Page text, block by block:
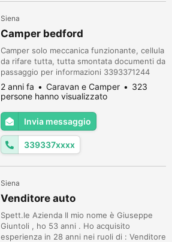
Siena
Camper bedford
Camper solo meccanica funzionante, cellula
da rifare tutta, tutta smontata documenti da
passaggio per informazioni 3393371244
2 anni fa Caravan e Camper
323
persone hanno visualizzato
Invia messaggio
339337xxxx
Siena
Venditore auto
Spett.le Azienda Il mio nome è Giuseppe
Giuntoli , ho 53 anni . Ho acquisito
esperienza in 28 anni nei ruoli di : Venditore